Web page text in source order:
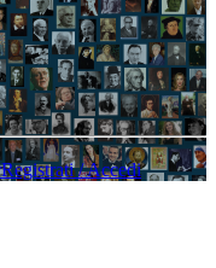
Registrati / Accedi